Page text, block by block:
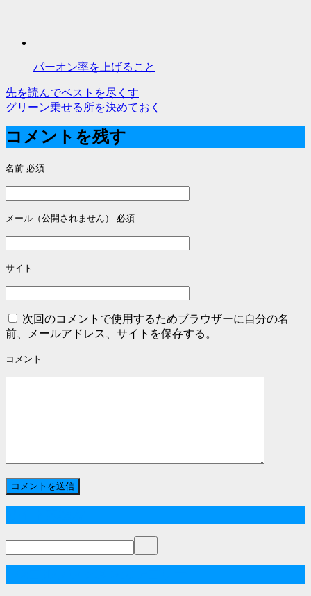
パーオン率を上げること
投
稿
ナ
ビ
ゲ
ー
シ
ョ
ン
先を読んでベストを尽くす
グリーン乗せる所を決めておく
コメントを残す
名前 必須
メール（公開されません） 必須
サイト
次回のコメントで使用するためブラウザーに自分の名
前、メールアドレス、サイトを保存する。
コメント